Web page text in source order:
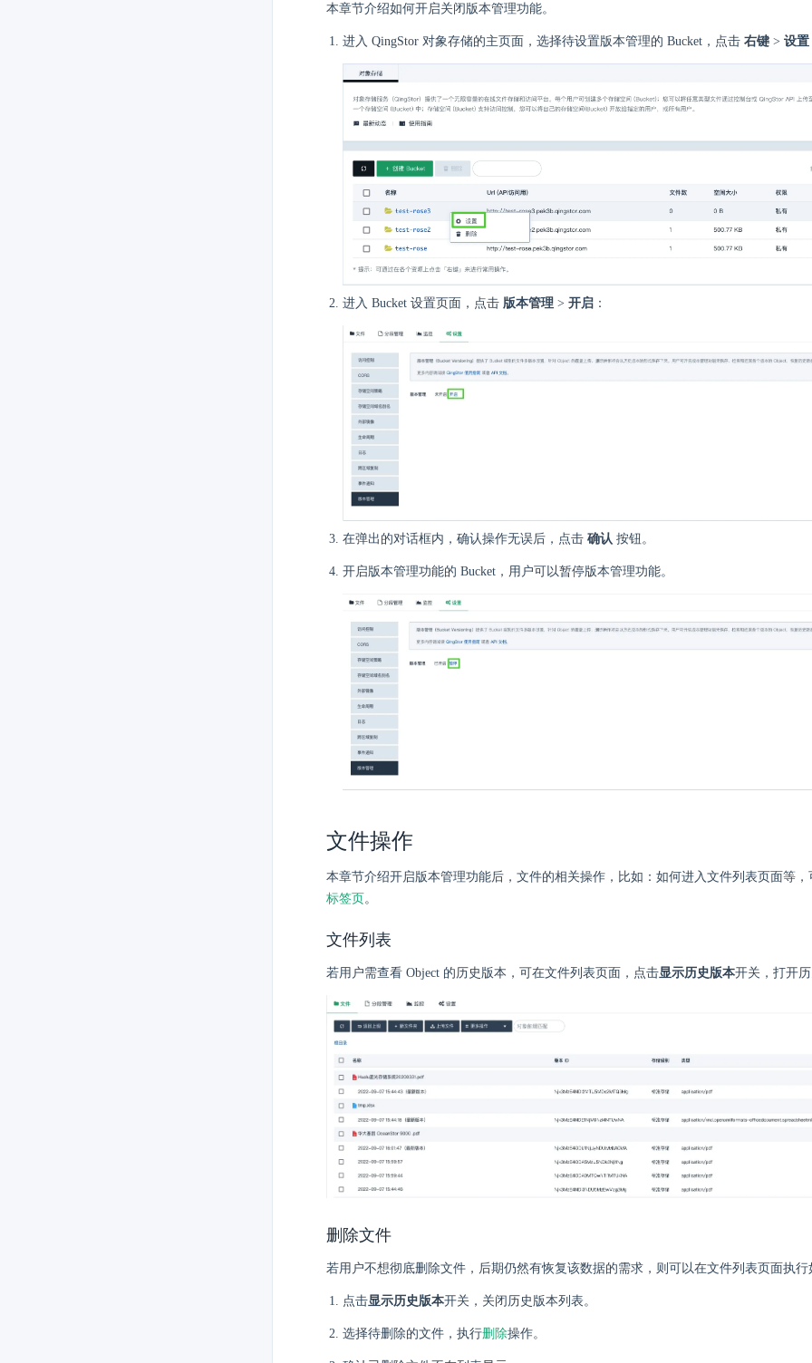
本章节介绍如何开启关闭版本管理功能。
进入 QingStor 对象存储的主页面，选择待设置版本管理的 Bucket，点击 右键 > 设置
进入 Bucket 设置页面，点击 版本管理 > 开启 ：
在弹出的对话框内，确认操作无误后，点击 确认 按钮。
开启版本管理功能的 Bucket，用户可以暂停版本管理功能。
文件操作
本章节介绍开启版本管理功能后，文件的相关操作，比如：如何进入文件列表页面等
标签页。
文件列表
若用户需查看 Object 的历史版本，可在文件列表页面，点击显示历史版本开关，打开
删除文件
若用户不想彻底删除文件，后期仍然有恢复该数据的需求，则可以在文件列表页面执行
点击显示历史版本开关，关闭历史版本列表。
选择待删除的文件，执行删除操作。